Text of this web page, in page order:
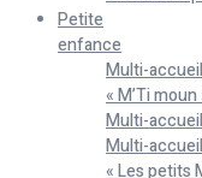
Petite
enfance
Multi-accueil
« M’Ti moun
Multi-
Multi-accueil
« Les petits